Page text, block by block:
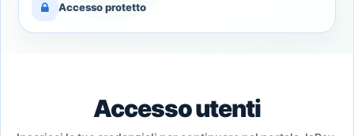
Accesso protetto
Accesso utenti